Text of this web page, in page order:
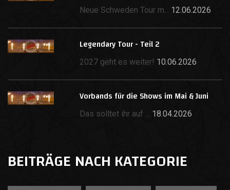
Neue Schweden Tour m... 12.06.2026
Legendary Tour - Teil 2
2027 geht es weiter! 10.06.2026
Vorbands für die Shows im Mai & Juni
Das solltet ihr auf ... 18.04.2026
BEITRÄGE NACH KATEGORIE